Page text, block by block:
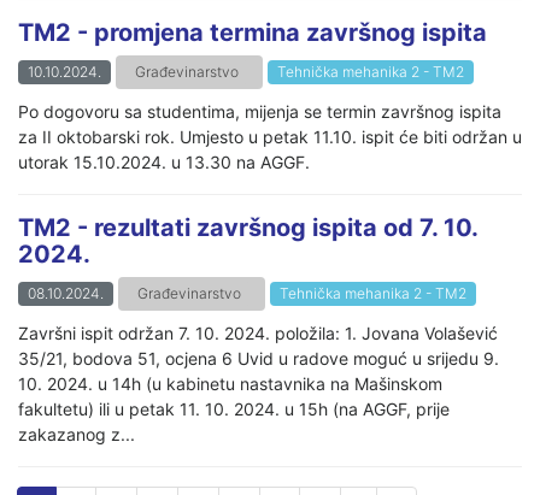
TM2 - promjena termina završnog ispita
10.10.2024. Građevinarstvo Tehnička mehanika 2 - TM2
Po dogovoru sa studentima, mijenja se termin završnog ispita
za II oktobarski rok. Umjesto u petak 11.10. ispit će biti održan u
utorak 15.10.2024. u 13.30 na AGGF.
TM2 - rezultati završnog ispita od 7. 10.
2024.
08.10.2024. Građevinarstvo Tehnička mehanika 2 - TM2
Završni ispit održan 7. 10. 2024. položila: 1. Jovana Volašević
35/21, bodova 51, ocjena 6 Uvid u radove moguć u srijedu 9.
10. 2024. u 14h (u kabinetu nastavnika na Mašinskom
fakultetu) ili u petak 11. 10. 2024. u 15h (na AGGF, prije
zakazanog z...